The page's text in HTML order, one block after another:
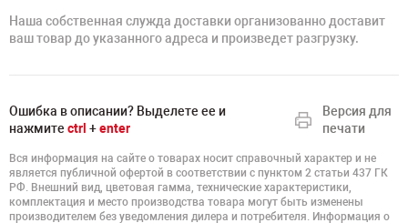
Наша собственная служда доставки организованно доставит
ваш товар до указанного адреса и произведет разгрузку.
Ошибка в описании? Выделете ее и
нажмите ctrl +enter
Версия для
печати
Вся информация на сайте о товарах носит справочный характер и не
является публичной офертой в соответствии с пунктом 2 статьи 437 ГК
РФ. Внешний вид, цветовая гамма, технические характеристики,
комплектация и место производства товара могут быть изменены
производителем без уведомления дилера и потребителя. Информация о